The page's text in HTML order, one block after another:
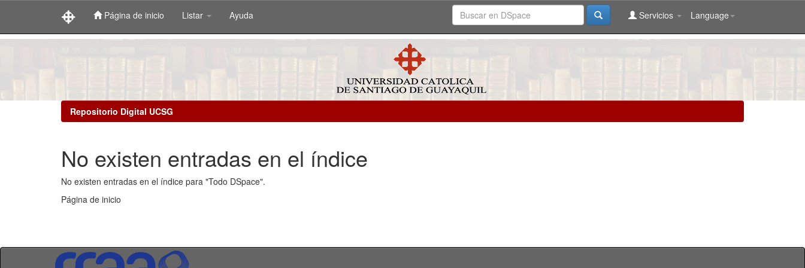
Página de inicio Listar Ayuda Language
Servicios
Repositorio Digital UCSG
No existen entradas en el índice
No existen entradas en el índice para "Todo DSpace".
Página de inicio